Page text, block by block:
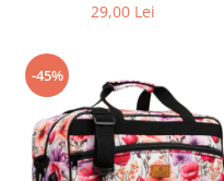
29,00 Lei
-45%